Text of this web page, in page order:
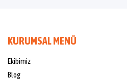
KURUMSAL MENÜ
Ekibimiz
Blog